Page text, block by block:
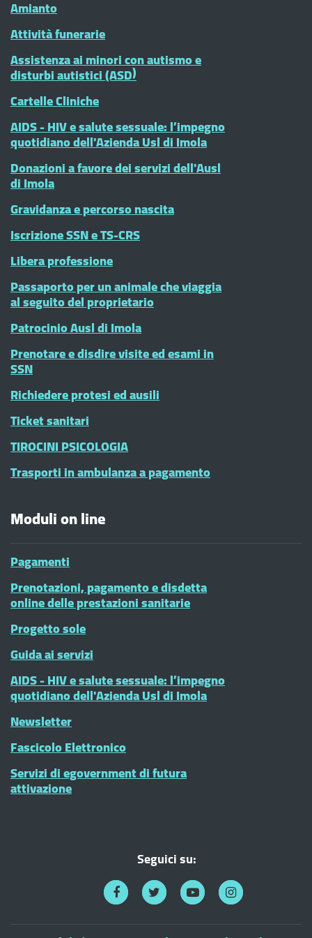
Amianto
Attività funerarie
Assistenza ai minori con autismo e
disturbi autistici (ASD)
Cartelle Cliniche
AIDS - HIV e salute sessuale: l’impegno
quotidiano dell'Azienda Usl di Imola
Donazioni a favore dei servizi dell'Ausl
di Imola
Gravidanza e percorso nascita
Iscrizione SSN e TS-CRS
Libera professione
Passaporto per un animale che viaggia
al seguito del proprietario
Patrocinio Ausl di Imola
Prenotare e disdire visite ed esami in
SSN
Richiedere protesi ed ausili
Ticket sanitari
TIROCINI PSICOLOGIA
Trasporti in ambulanza a pagamento
Moduli on line
Pagamenti
Prenotazioni, pagamento e disdetta
online delle prestazioni sanitarie
Progetto sole
Guida ai servizi
AIDS - HIV e salute sessuale: l’impegno
quotidiano dell'Azienda Usl di Imola
Newsletter
Fascicolo Elettronico
Servizi di egovernment di futura
attivazione
Seguici su: